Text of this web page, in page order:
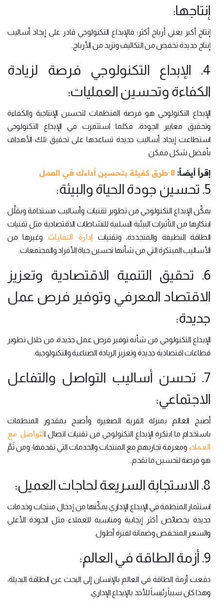
إنتاجها:
إنتاج أكبر يعني أرباح أكثر؛ فالإبداع التكنولوجي قادر على إيجاد أساليب
إنتاج جديدة تخفض من التكاليف وتزيد من الأرباح.
4. الإبداع التكنولوجي فرصة لزيادة
الكفاءة وتحسين العمليات:
الإبداع التكنولوجي هو فرصة المنظمات لتحسين الإنتاجية والكفاءة
وتحقيق معايير الجودة، فكلما استثمرت في الإبداع التكنولوجي
استطاعت إيجاد أساليب جديدة تساعدها على تحقيق تلك الأهداف
بأفضل شكل ممكن.
إقرأ أيضاً: 8 طرق كفيلة بتحسين أداءك في العمل
5. تحسين جودة الحياة والبيئة:
يمكِّن الإبداع التكنولوجي من تطوير تقنيات وأساليب مستدامة ويقلِّل
ابتكارها من التأثيرات البيئية السلبية للنشاطات الاقتصادية مثل تقنيات
الطاقة النظيفة والمتجددة، وتقنيات إدارة النفايات وغيرها من
الأساليب المبتكرة التي من شأنها تحسين حياة الأفراد والمجتمعات.
6. تحقيق التنمية الاقتصادية وتعزيز
الاقتصاد المعرفي وتوفير فرص عمل
جديدة:
الإبداع التكنولوجي من شأنه توفير فرص عمل جديدة، من خلال تطوير
قطاعات اقتصادية جديدة وتعزيز الريادة الصناعية والتكنولوجية.
7. تحسن أساليب التواصل والتفاعل
الاجتماعي:
أصبح العالم بمنزلة القرية الصغيرة وأصبح بمقدور المنظمات
باستخدام ما ابتكره الإبداع التكنولوجي من تقنيات اتصال التواصل مع
العملاء ومعرفة تجاربهم مع المنتجات والخدمات التي تقدمها؛ ومن ثَمَّ
هو فرصة لتحسين ما تقدم.
8. الاستجابة السريعة لحاجات العميل:
استثمار المنظمة في الإبداع الإداري يمكِّنها من إدخال منتجات وخدمات
جديدة بخصائص أكثر إيجابية ومناسبة للعملاء مثل الجودة الأعلى
والسعر المنخفض وضمانة لفترة أطول.
9. أزمة الطاقة في العالم:
دفعت أزمة الطاقة في العالم بالإنسان إلى البحث عن الطاقة البديلة،
وهذا كان سبباً رئيساً للأخذ بالإبداع الإداري.